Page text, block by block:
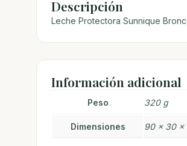
Descripción
Leche Protectora Sunnique
Información adicional
Peso 320 g
Dimensiones 90 × 30 ×